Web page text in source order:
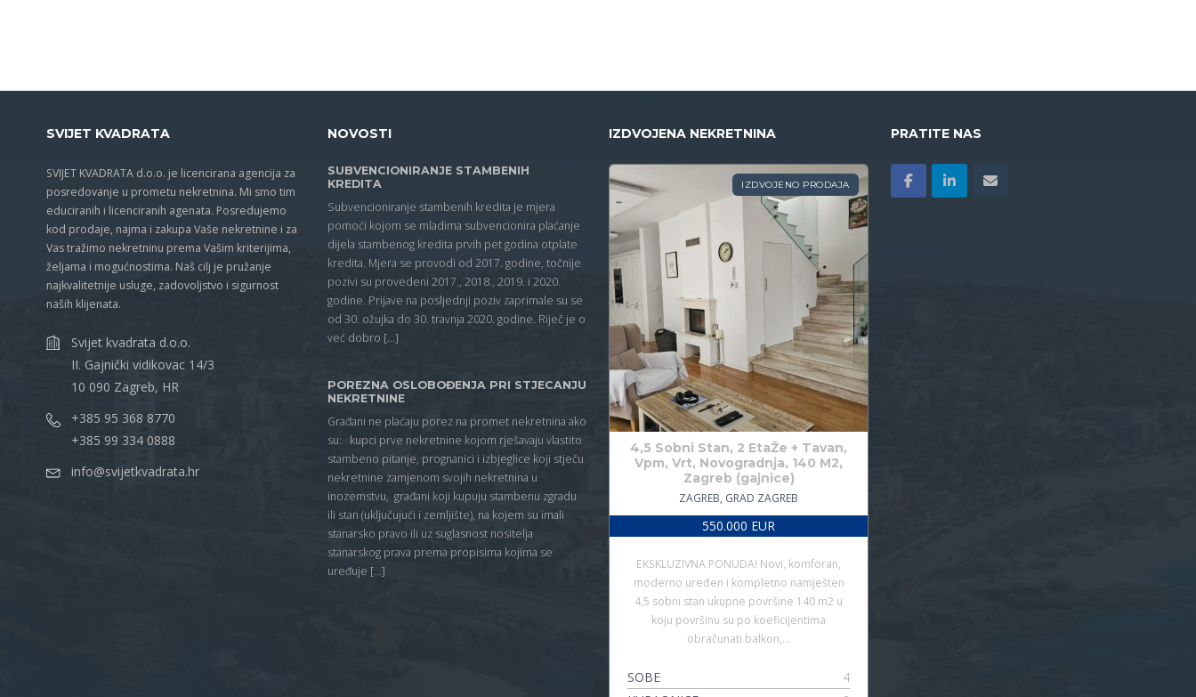
SVIJET KVADRATA
SVIJET KVADRATA d.o.o. je licencirana agencija za
posredovanje u prometu nekretnina. Mi smo tim
educiranih i licenciranih agenata. Posredujemo
kod prodaje, najma i zakupa Vaše nekretnine i za
Vas tražimo nekretninu prema Vašim kriterijima,
željama i mogućnostima. Naš cilj je pružanje
najkvalitetnije usluge, zadovoljstvo i sigurnost
naših klijenata.
Svijet kvadrata d.o.o.
II. Gajnički vidikovac 14/3
10 090 Zagreb, HR
+385 95 368 8770
+385 99 334 0888
info@svijetkvadrata.hr
NOVOSTI
SUBVENCIONIRANJE STAMBENIH
KREDITA
Subvencioniranje stambenih kredita je mjera
pomoći kojom se mladima subvencionira plaćanje
dijela stambenog kredita prvih pet godina otplate
kredita. Mjera se provodi od 2017. godine, točnije
pozivi su provedeni 2017., 2018., 2019. i 2020.
godine. Prijave na posljednji poziv zaprimale su se
od 30. ožujka do 30. travnja 2020. godine. Riječ je o
već dobro […]
POREZNA OSLOBOĐENJA PRI STJECANJU
NEKRETNINE
Građani ne plaćaju porez na promet nekretnina ako
su: kupci prve nekretnine kojom rješavaju vlastito
stambeno pitanje, prognanici i izbjeglice koji stječu
nekretnine zamjenom svojih nekretnina u
inozemstvu, građani koji kupuju stambenu zgradu
ili stan (uključujući i zemljište), na kojem su imali
stanarsko pravo ili uz suglasnost nositelja
stanarskog prava prema propisima kojima se
uređuje […]
IZDVOJENA NEKRETNINA
IZDVOJENO PRODAJA
4,5 Sobni Stan, 2 EtaŽe + Tavan,
Vpm, Vrt, Novogradnja, 140 M2,
Zagreb (gajnice)
ZAGREB, GRAD ZAGREB
550.000 EUR
EKSKLUZIVNA PONUDA! Novi, komforan,
moderno uređen i kompletno namješten
4,5 sobni stan ukupne površine 140 m2 u
koju površinu su po koeficijentima
obračunati balkon,…
SOBE
4
PRATITE NAS